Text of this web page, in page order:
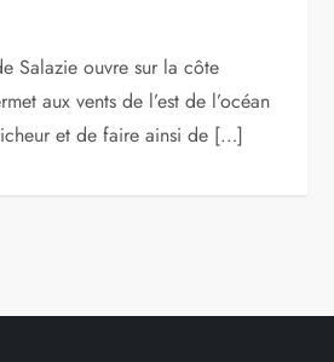
Salazie ouvre sur la côte
aux vents de l’est de l’océan
et de faire ainsi de […]